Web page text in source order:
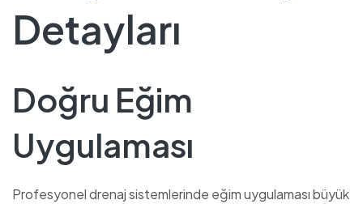
Detayları
Doğru Eğim
Uygulaması
Profesyonel drenaj sistemlerinde eğim uygulaması büyük